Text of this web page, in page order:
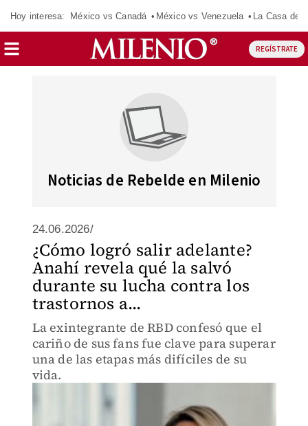
Hoy interesa: México vs Canadá México vs Venezuela La Casa de
REGÍSTRATE
Noticias de Rebelde en Milenio
24.06.2026/
¿Cómo logró salir adelante?
Anahí revela qué la salvó
durante su lucha contra los
trastornos a...
La exintegrante de RBD confesó que el
cariño de sus fans fue clave para superar
una de las etapas más difíciles de su
vida.